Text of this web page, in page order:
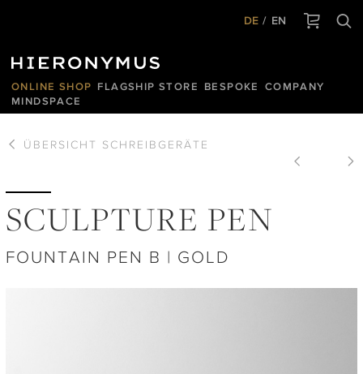
DE EN
ONLINE SHOP FLAGSHIP STORE BESPOKE
COMPANY
MINDSPACE
ÜBERSICHT SCHREIBGERÄTE
SCULPTURE PEN
FOUNTAIN PEN B | GOLD